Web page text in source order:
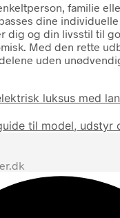
familie
dine
dig og din livsstil til
Med den rette
uden
luksus med
til model, udstyr